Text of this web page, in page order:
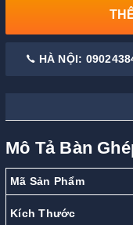
HÀ NỘI:
Mô Tả Bàn
Mã Sản Phẩm
Kích Thước